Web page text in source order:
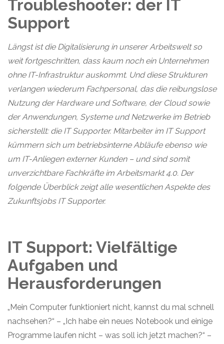
Troubleshooter: der IT
Support
Längst ist die Digitalisierung in unserer Arbeitswelt so
weit fortgeschritten, dass kaum noch ein Unternehmen
ohne IT-Infrastruktur auskommt. Und diese Strukturen
verlangen wiederum Fachpersonal, das die reibungslose
Nutzung der Hardware und Software, der Cloud sowie
der Anwendungen, Systeme und Netzwerke im Betrieb
sicherstellt: die IT Supporter. Mitarbeiter im IT Support
kümmern sich um betriebsinterne Abläufe ebenso wie
um IT-Anliegen externer Kunden – und sind somit
unverzichtbare Fachkräfte im Arbeitsmarkt 4.0. Der
folgende Überblick zeigt alle wesentlichen Aspekte des
Zukunftsjobs IT Supporter.
IT Support: Vielfältige
Aufgaben und
Herausforderungen
„Mein Computer funktioniert nicht, kannst du mal schnell
nachsehen?“ – „Ich habe ein neues Notebook und einige
Programme laufen nicht – was soll ich jetzt machen?“ –